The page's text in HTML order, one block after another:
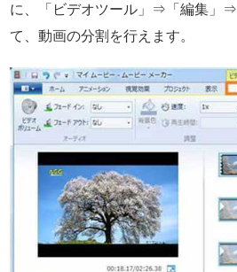
に、「ビデオツール」⇒「編集」
て、動画の分割を行えます。